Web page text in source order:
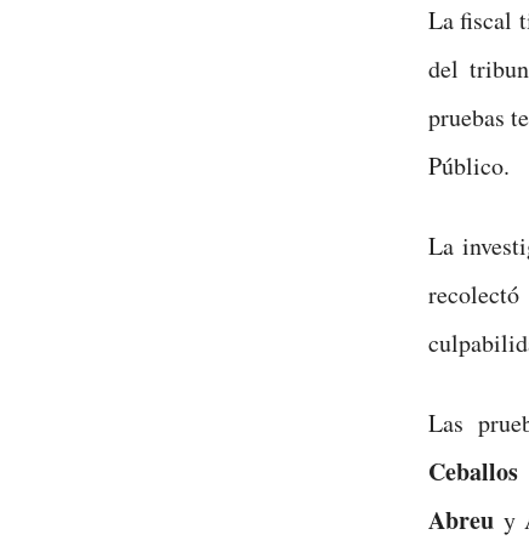
La fiscal
del
pruebas
Público.
La
Las
Ceballos
Abreuy